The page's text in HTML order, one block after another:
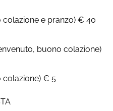
colazione e pranzo) € 40
buono colazione)
colazione) € 5